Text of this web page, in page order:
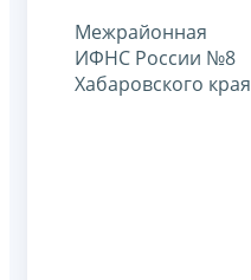
Межрайонная
ИФНС России №8
Хабаровского края